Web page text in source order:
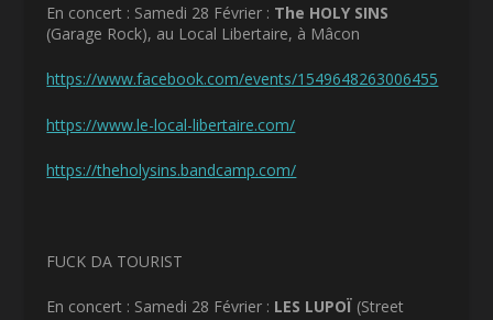
En concert : Samedi 28 Février : The HOLY SINS
(Garage Rock), au Local Libertaire, à Mâcon
https://www.facebook.com/events/1549648263006455
https://www.le-local-libertaire.com/
https://theholysins.bandcamp.com/
FUCK DA TOURIST
En concert : Samedi 28 Février : LES LUPOÏ (Street